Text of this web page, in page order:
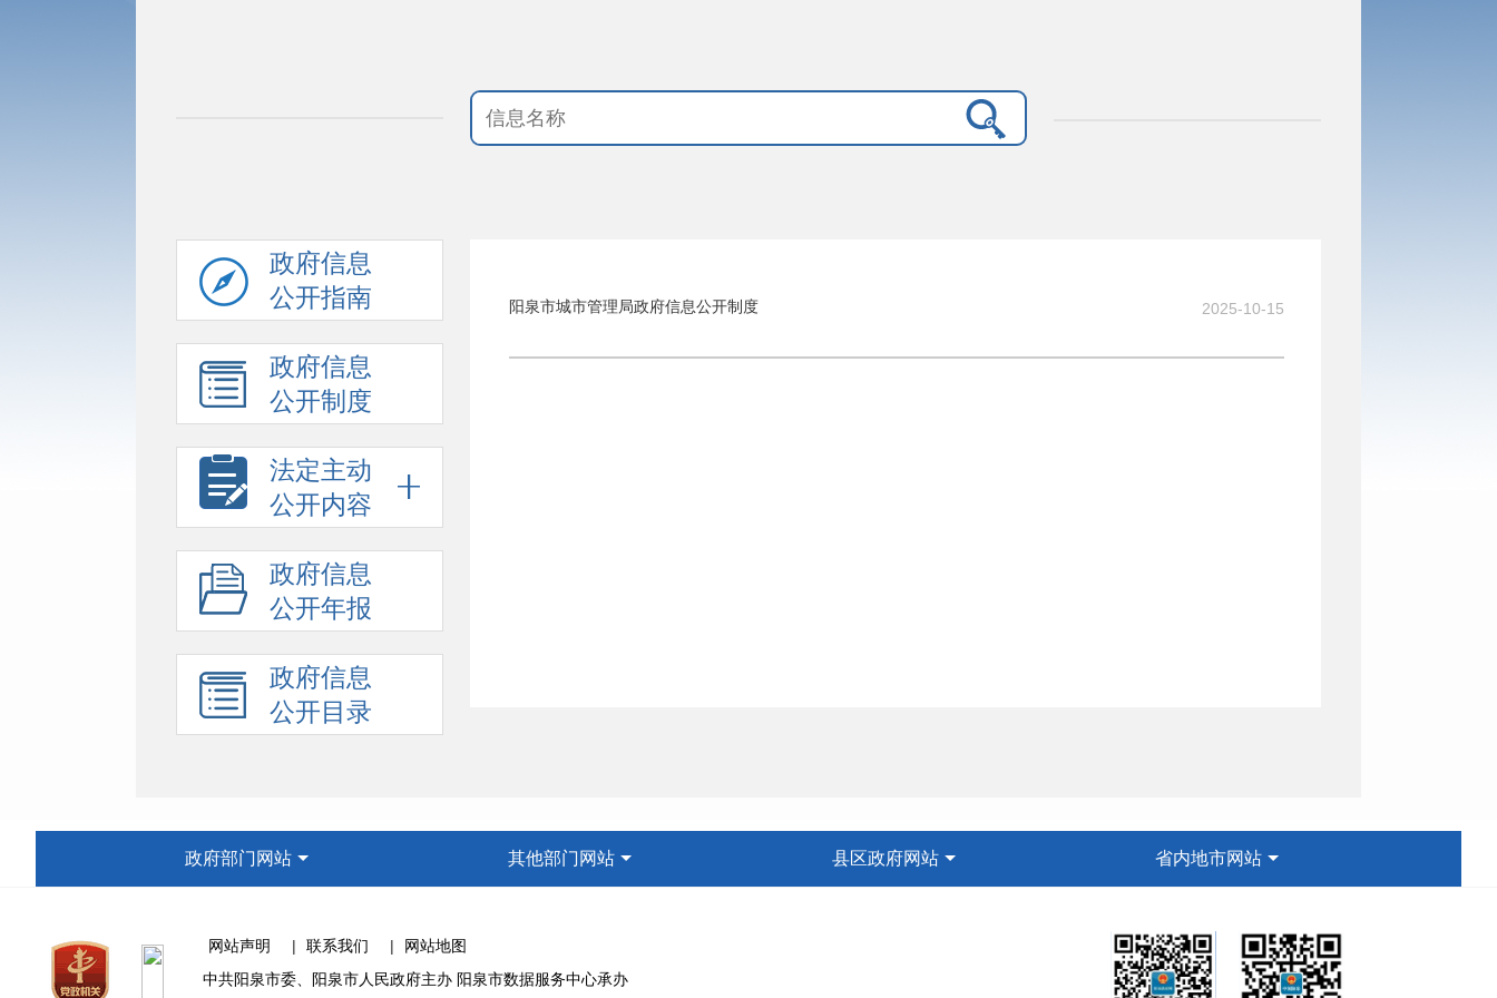
政府信息
公开指南
政府信息
公开制度
法定主动
公开内容
政府信息
公开年报
政府信息
公开目录
阳泉市城市管理局政府信息公开制度 2025-10-15